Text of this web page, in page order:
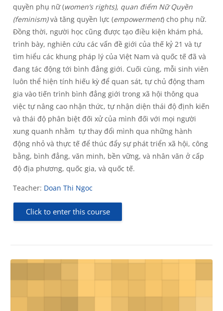
quyền phụ nữ (women’s rights), quan điểm Nữ Quyền
(feminism)và tăng quyền lực (empowerment) cho phụ nữ.
Đồng thời, người học cũng được tạo điều kiện khám phá,
trình bày, nghiên cứu các vấn đề giới của thế kỷ 21 và tự
tìm hiểu các khung pháp lý của Việt Nam và quốc tế đã và
đang tác động tới bình đẳng giới. Cuối cùng, mỗi sinh viên
luôn thể hiện tính hiếu kỳ để quan sát, tự chủ động tham
gia vào tiến trình bình đẳng giới trong xã hội thông qua
việc tự nâng cao nhận thức, tự nhận diện thái độ định kiến
và thái độ phân biệt đối xử của mình đối với mọi người
xung quanh nhằm tự thay đổi mình qua những hành
động nhỏ và thực tế để thúc đẩy sự phát triển xã hội, công
bằng, bình đẳng, văn minh, bền vững, và nhân văn ở cấp
độ địa phương, quốc gia, và quốc tế.
Teacher: Doan Thi Ngoc
Click to enter this course